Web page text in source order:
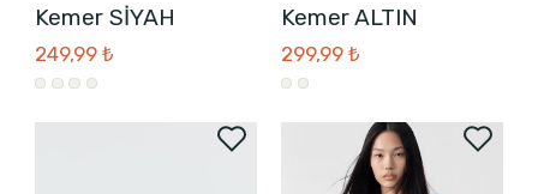
Kemer SİYAH
249,99 ₺
Kemer ALTIN
299,99 ₺